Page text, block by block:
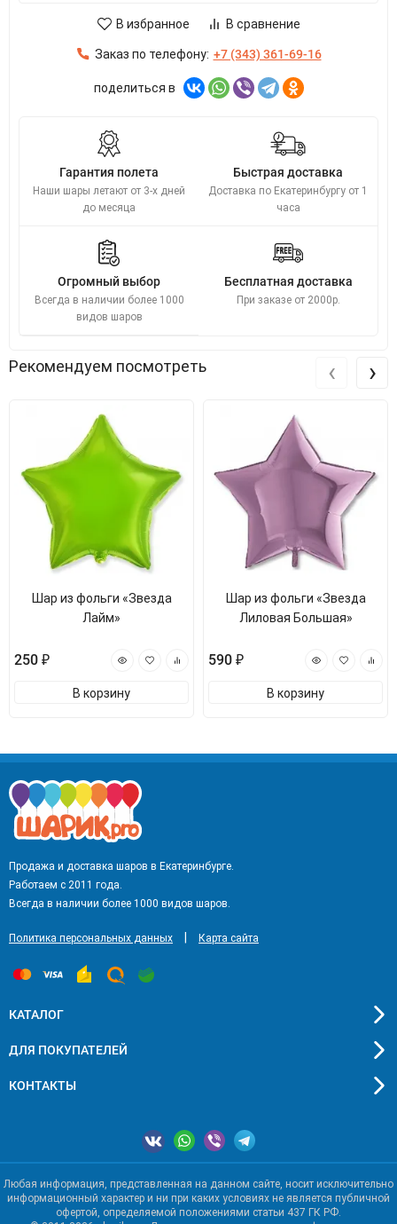
В избранное В сравнение
Заказ по телефону: +7 (343) 361-69-16
поделиться в
Гарантия полета
Наши шары летают от 3-х дней
до месяца
Быстрая доставка
Доставка по Екатеринбургу от 1
часа
Огромный выбор
Всегда в наличии более 1000
видов шаров
Бесплатная доставка
При заказе от 2000р.
Рекомендуем посмотреть
Шар из фольги «Звезда
Лайм»
250 ₽
В корзину
Шар из фольги «Звезда
Лиловая Большая»
590 ₽
В корзину
‹ ›
Продажа и доставка шаров в Екатеринбурге.
Работаем с 2011 года.
Всегда в наличии более 1000 видов шаров.
Политика персональных данных Карта сайта
КАТАЛОГ
ДЛЯ ПОКУПАТЕЛЕЙ
КОНТАКТЫ
Любая информация, представленная на данном сайте, носит исключительно
информационный характер и ни при каких условиях не является публичной
офертой, определяемой положениями статьи 437 ГК РФ.